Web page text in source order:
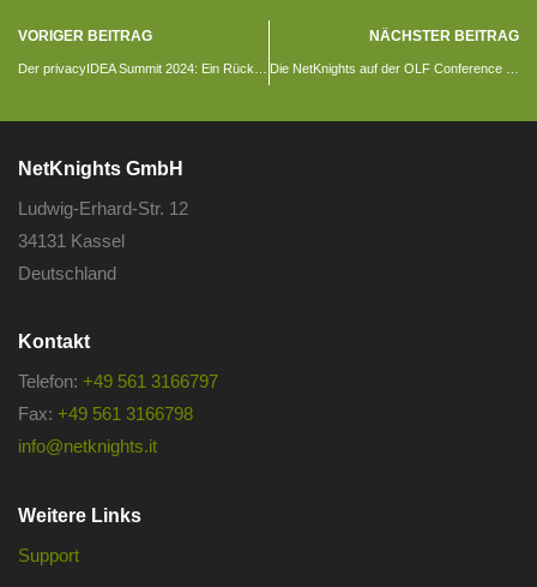
VORIGER BEITRAG NÄCHSTER BEITRAG
NetKnights GmbH
Ludwig-Erhard-Str. 12
34131 Kassel
Deutschland
Kontakt
Telefon: +49 561 3166797
Fax: +49 561 3166798
info@netknights.it
Weitere Links
Support